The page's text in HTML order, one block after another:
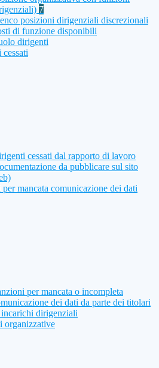
7
posizioni dirigenziali discrezionali
di funzione disponibili
dirigenti
cessati dal rapporto di lavoro
da pubblicare sul sito
per mancata comunicazione dei dati
per mancata o incompleta
dei dati da parte dei titolari
dirigenziali
organizzative